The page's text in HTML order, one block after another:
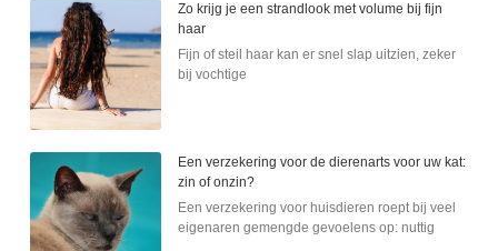
Zo krijg je een strandlook met volume bij fijn
haar
Fijn of steil haar kan er snel slap uitzien, zeker
bij vochtige
Een verzekering voor de dierenarts voor uw kat:
zin of onzin?
Een verzekering voor huisdieren roept bij veel
eigenaren gemengde gevoelens op: nuttig